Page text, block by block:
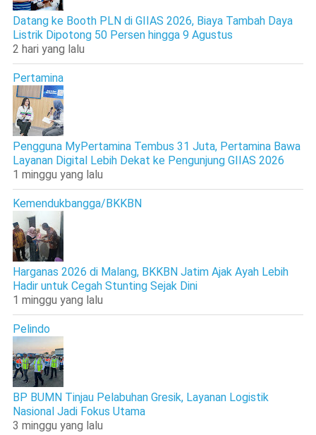
Datang ke Booth PLN di GIIAS 2026, Biaya Tambah Daya
Listrik Dipotong 50 Persen hingga 9 Agustus
2 hari yang lalu
Pertamina
Pengguna MyPertamina Tembus 31 Juta, Pertamina Bawa
Layanan Digital Lebih Dekat ke Pengunjung GIIAS 2026
1 minggu yang lalu
Kemendukbangga/BKKBN
Harganas 2026 di Malang, BKKBN Jatim Ajak Ayah Lebih
Hadir untuk Cegah Stunting Sejak Dini
1 minggu yang lalu
Pelindo
BP BUMN Tinjau Pelabuhan Gresik, Layanan Logistik
Nasional Jadi Fokus Utama
3 minggu yang lalu